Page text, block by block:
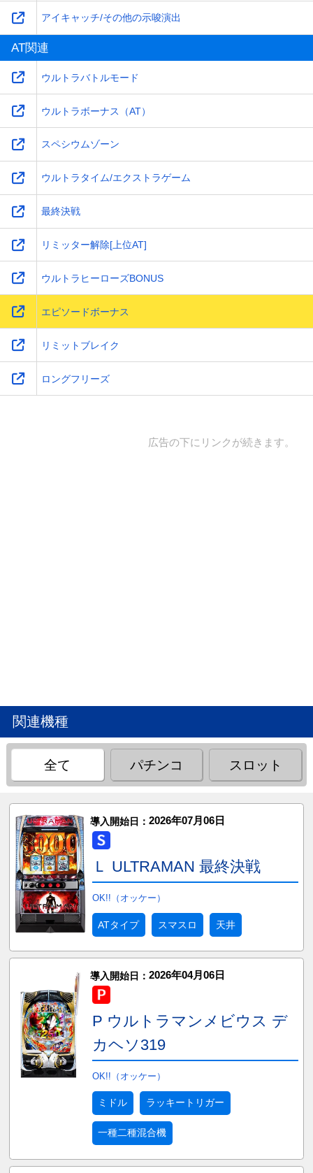
アイキャッチ/その他の示唆演出
AT関連
ウルトラバトルモード
ウルトラボーナス（AT）
スペシウムゾーン
ウルトラタイム/エクストラゲーム
最終決戦
リミッター解除[上位AT]
ウルトラヒーローズBONUS
エピソードボーナス
リミットブレイク
ロングフリーズ
広告の下にリンクが続きます。
関連機種
全て パチンコ スロット
導入開始日： 2026年07月06日
Ｌ ULTRAMAN 最終決戦
OK!!（オッケー）
ATタイプ スマスロ 天井
導入開始日： 2026年04月06日
P ウルトラマンメビウス デ
カヘソ319
OK!!（オッケー）
ミドル ラッキートリガー
一種二種混合機